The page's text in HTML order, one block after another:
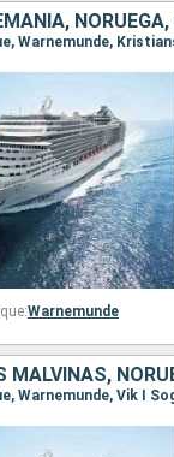
Warnemunde,
Warnemunde
MALVINAS,
Warnemunde, Vik I